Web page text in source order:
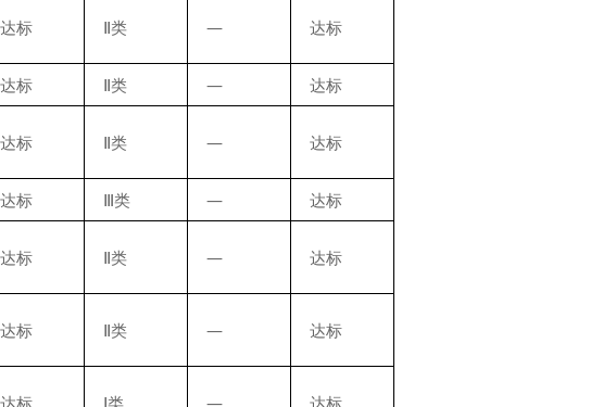
达标 Ⅱ类 — 达标
达标 Ⅱ类 —
达标
达标 Ⅱ类 — 达标
达标 Ⅲ类 —
达标
达标 Ⅱ类 — 达标
达标 Ⅱ类 — 达标
达标 Ⅰ类 — 达标